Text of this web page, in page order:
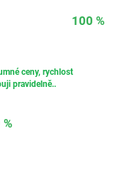
100 %
ceny, rychlost
pravidelně..